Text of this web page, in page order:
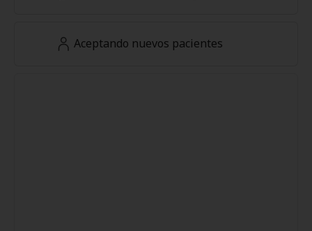
Aceptando nuevos pacientes